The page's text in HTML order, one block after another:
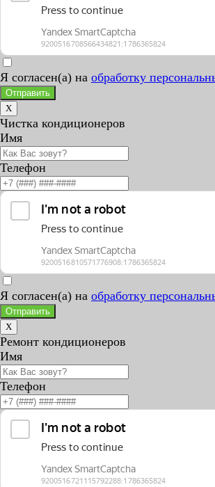
Я согласен(а) на обработку
Отправить
X
Чистка кондиционеров
Имя
Телефон
Я согласен(а) на обработку
Отправить
X
Ремонт кондиционеров
Имя
Телефон